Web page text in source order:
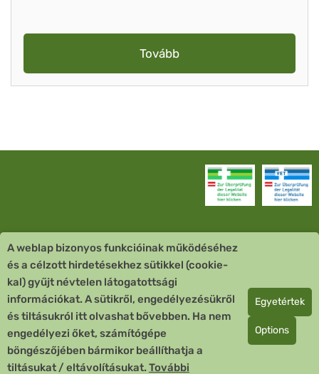
Tovább
Vevőszolgálat
Quick Links
Fizetési mód
Copyright © 2026 Team Santé Salvator Apotheke
A weblap bizonyos funkcióinak működéséhez
és a célzott hirdetésekhez sütikkel (cookie-
kal) gyűjt névtelen látogatottsági
információkat. A sütikről, engedélyezésükről
és tiltásukról itt olvashat bővebben. Ha nem
engedélyezi őket, számítógépe
böngészőjében bármikor beállíthatja a
tiltásukat / eltávolításukat. További
Egyetértek
Options